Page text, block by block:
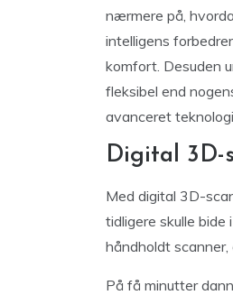
nærmere på,
intelligens
komfort. Desuden
fleksibel end
avanceret
Digital 3D-
Med digital 3D-
tidligere skulle
håndholdt
På få minutter